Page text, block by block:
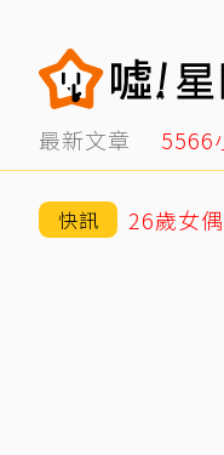
最新文章 5566
快訊